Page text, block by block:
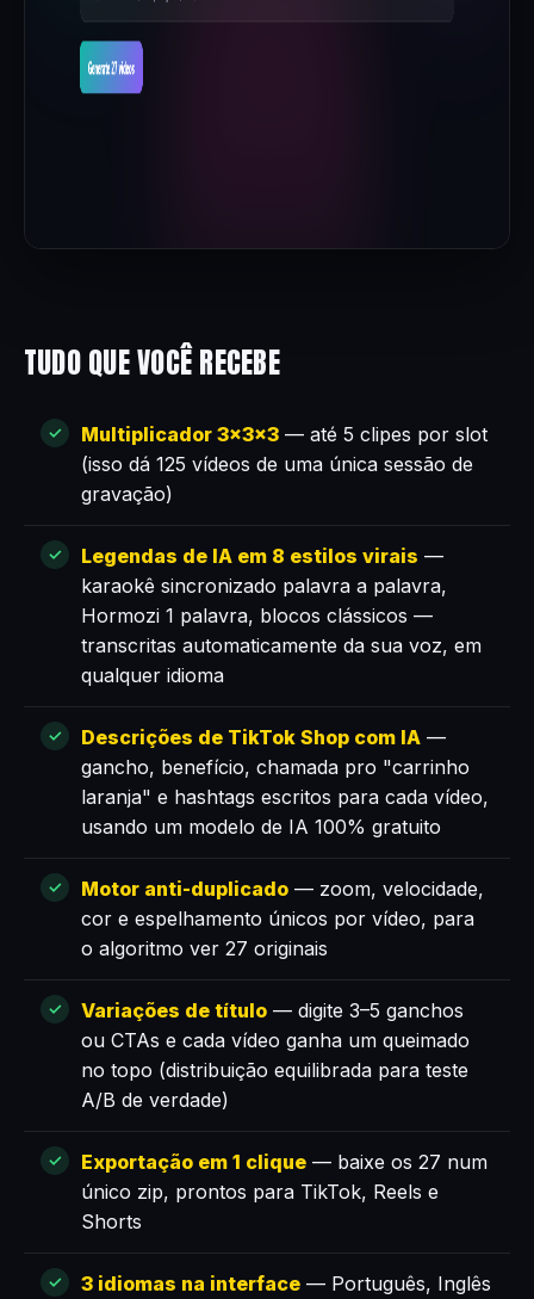
TUDO QUE VOCÊ RECEBE
Multiplicador 3×3×3 — até 5 clipes por slot
(isso dá 125 vídeos de uma única sessão de
gravação)
Legendas de IA em 8 estilos virais —
karaokê sincronizado palavra a palavra,
Hormozi 1 palavra, blocos clássicos —
transcritas automaticamente da sua voz, em
qualquer idioma
Descrições de TikTok Shop com IA —
gancho, benefício, chamada pro "carrinho
laranja" e hashtags escritos para cada vídeo,
usando um modelo de IA 100% gratuito
Motor anti-duplicado — zoom, velocidade,
cor e espelhamento únicos por vídeo, para
o algoritmo ver 27 originais
Variações de título — digite 3–5 ganchos
ou CTAs e cada vídeo ganha um queimado
no topo (distribuição equilibrada para teste
A/B de verdade)
Exportação em 1 clique — baixe os 27 num
único zip, prontos para TikTok, Reels e
Shorts
3 idiomas na interface — Português, Inglês